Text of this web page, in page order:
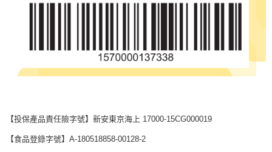
【投保產品責任險字號】新安東京海上 17000-15CG000019
【食品登錄字號】A-180518858-00128-2